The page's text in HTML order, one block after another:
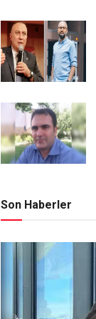
Son Haberler